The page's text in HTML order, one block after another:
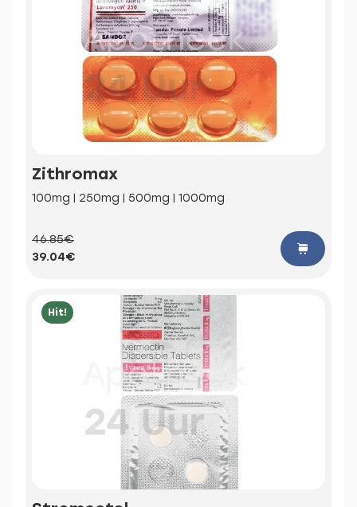
Zithromax
100mg | 250mg | 500mg | 1000mg
46.85€
39.04€
Hit!